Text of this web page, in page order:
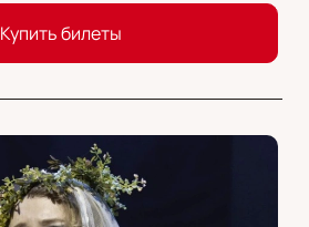
Купить билеты